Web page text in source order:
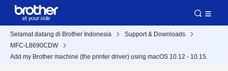
Selamat datang di Brother Indonesia
Support & Downloads
MFC-L8690CDW
Add my Brother machine (the printer driver) using macOS 10.12 - 10.15.